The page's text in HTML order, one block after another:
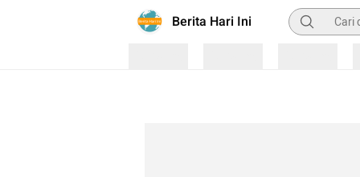
Berita Hari Ini Pencarian